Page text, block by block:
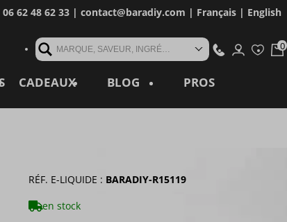
62 48 62 33 | contact@baradiy.com | Français| English
MARQUE, SAVEUR, INGRÉDIENT, RÉFÉRENCE, MOT CLÉ...
CADEAUX BLOG PROS
RÉF. E-LIQUIDE : BARADIY-R15119
en stock